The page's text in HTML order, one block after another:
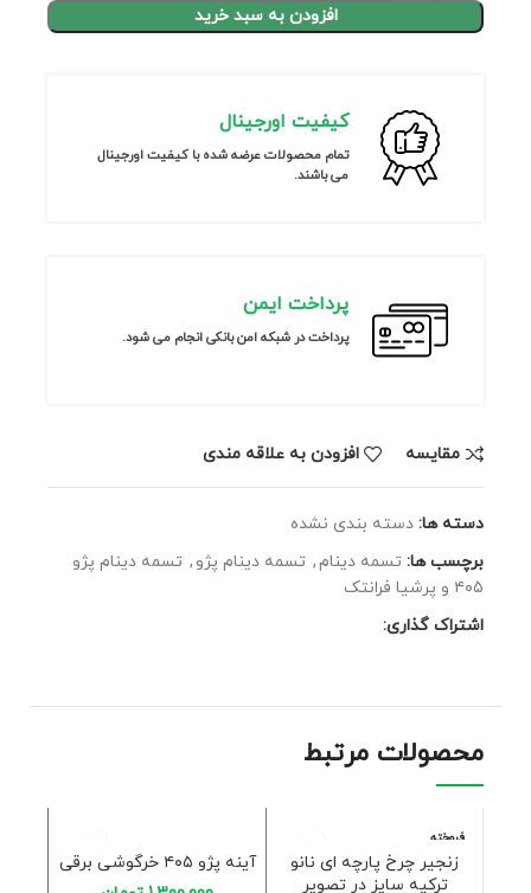
افزودن به سبد خرید
کیفیت اورجینال
تمام محصولات عرضه شده با کیفیت اورجینال
می باشند.
پرداخت ایمن
پرداخت در شبکه امن بانکی انجام می شود.
مقايسه افزودن به علاقه مندی
دسته ها: دسته بندی نشده
برچسب ها: تسمه دینام, تسمه دینام پژو , تسمه دینام پژو
۴۰۵ و پرشیا فرانتک
اشتراک گذاری:
محصولات مرتبط
فروخته
شده
زنجیر چرخ پارچه ای نانو
ترکیه سایز در تصویر
آینه پژو ۴۰۵ خرگوشی برقی